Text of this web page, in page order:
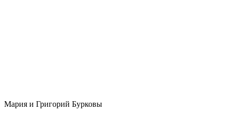
Мария и Григорий Бурковы